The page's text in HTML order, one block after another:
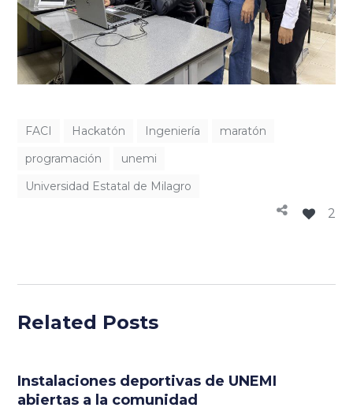
FACI Hackatón Ingeniería
maratón
programación
unemi
Universidad Estatal de Milagro
2
Related Posts
Instalaciones deportivas de UNEMI
abiertas a la comunidad